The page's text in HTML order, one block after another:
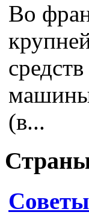
Во
машины
(в...
Страны